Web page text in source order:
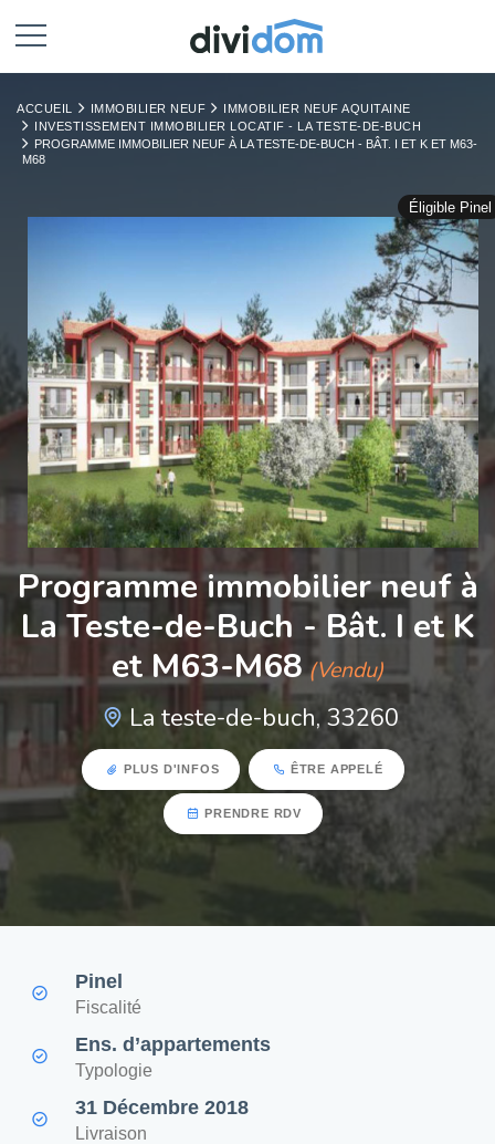
ACCUEIL IMMOBILIER NEUF
IMMOBILIER NEUF AQUITAINE
INVESTISSEMENT IMMOBILIER LOCATIF - LA TESTE-DE-BUCH
PROGRAMME IMMOBILIER NEUF À LA TESTE-DE-BUCH - BÂT. I ET K ET M63-
M68
Éligible Pinel
Programme immobilier neuf à
La Teste-de-Buch - Bât. I et K
et M63-M68(Vendu)
La teste-de-buch, 33260
PLUS D'INFOS ÊTRE APPELÉ
PRENDRE RDV
Pinel
Fiscalité
Ens. d’appartements
Typologie
31 Décembre 2018
Livraison